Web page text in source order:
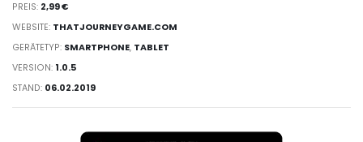
PREIS: 2,99 €
WEBSITE: THATJOURNEYGAME.COM
GERÄTETYP: SMARTPHONE, TABLET
VERSION: 1.0.5
STAND: 06.02.2019